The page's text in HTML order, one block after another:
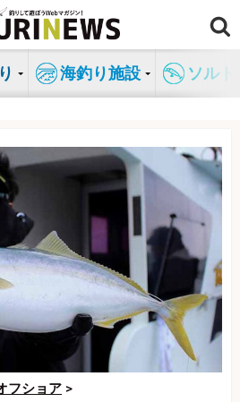
海釣り施設 ソル
フショア >